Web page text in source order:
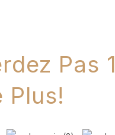
Pas 1
Plus!